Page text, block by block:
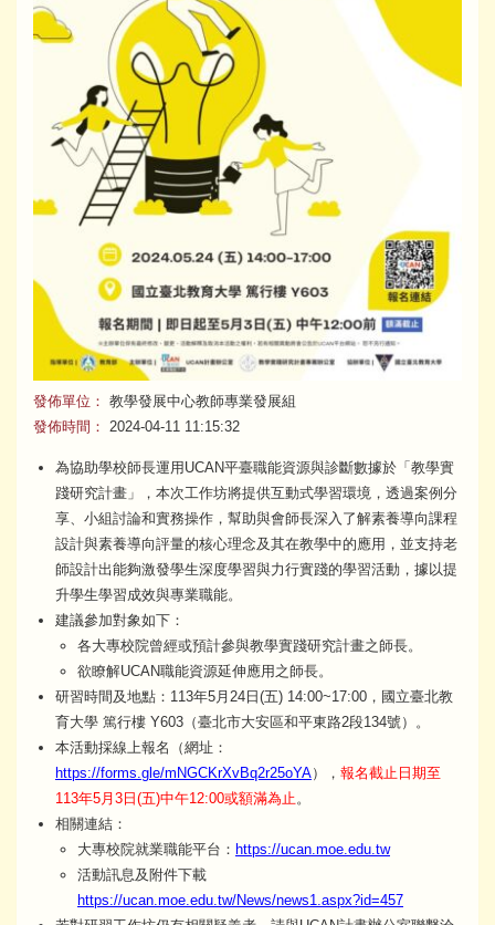
發佈單位： 教學發展中心教師專業發展組
發佈時間：
2024-04-11 11:15:32
為協助學校師長運用UCAN平臺職能資源與診斷數據於「教學實
踐研究計畫」，本次工作坊將提供互動式學習環境，透過案例分
享、小組討論和實務操作，幫助與會師長深入了解素養導向課程
設計與素養導向評量的核心理念及其在教學中的應用，並支持老
師設計出能夠激發學生深度學習與力行實踐的學習活動，據以提
升學生學習成效與專業職能。
建議參加對象如下：
各大專校院曾經或預計參與教學實踐研究計畫之師長。
欲瞭解UCAN職能資源延伸應用之師長。
研習時間及地點：113年5月24日(五) 14:00~17:00，國立臺北教
育大學 篤行樓 Y603（臺北市大安區和平東路2段134號）。
本活動採線上報名（網址：
https://forms.gle/mNGCKrXvBq2r25oYA）， 報名截止日期至
113年5月3日(五)中午12:00或額滿為止。
相關連結：
大專校院就業職能平台： https://ucan.moe.edu.tw
活動訊息及附件下載
https://ucan.moe.edu.tw/News/news1.aspx?id=457